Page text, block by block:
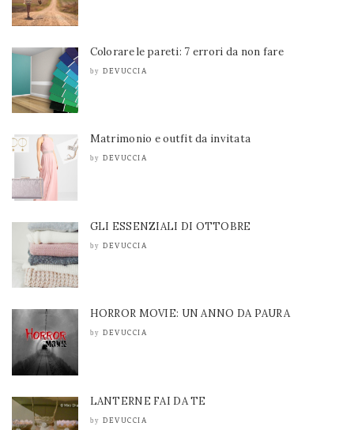
Colorare le pareti: 7 errori da non fare
by DEVUCCIA
Matrimonio e outfit da invitata
by DEVUCCIA
GLI ESSENZIALI DI OTTOBRE
by DEVUCCIA
HORROR MOVIE: UN ANNO DA PAURA
by DEVUCCIA
LANTERNE FAI DA TE
by DEVUCCIA